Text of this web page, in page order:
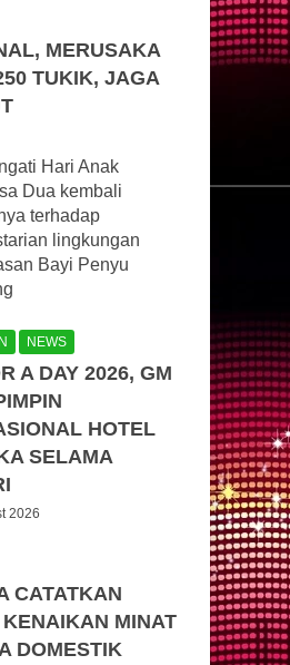
MERUSAKA
TUKIK, JAGA
Hari Anak
Dua kembali
terhadap
lingkungan
Bayi Penyu
NEWS
A DAY 2026, GM
HOTEL
SELAMA
2026
CATATKAN
KENAIKAN MINAT
DOMESTIK